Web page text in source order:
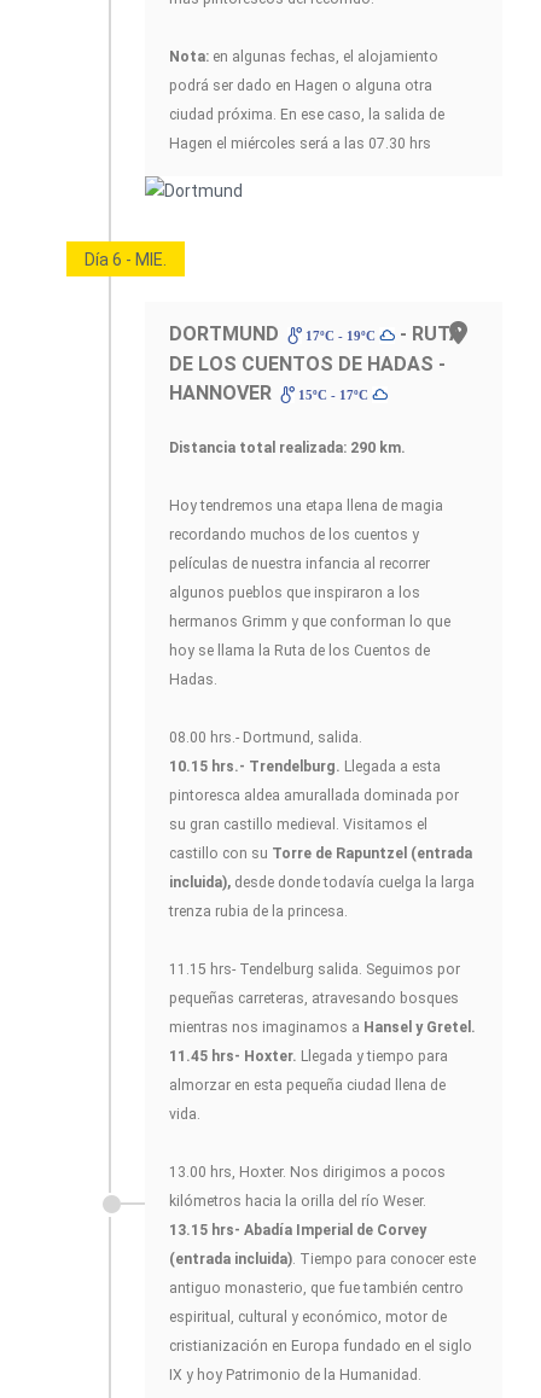
Nota: en algunas fechas, el alojamiento
podrá ser dado en Hagen o alguna otra
ciudad próxima. En ese caso, la salida de
Hagen el miércoles será a las 07.30 hrs
Día 6 - MIE.
DORTMUND 17ºC - 19ºC
- RUTA
DE LOS CUENTOS DE HADAS -
HANNOVER
15ºC - 17ºC
Distancia total realizada: 290 km.
Hoy tendremos una etapa llena de magia
recordando muchos de los cuentos y
películas de nuestra infancia al recorrer
algunos pueblos que inspiraron a los
hermanos Grimm y que conforman lo que
hoy se llama la Ruta de los Cuentos de
Hadas.
08.00 hrs.- Dortmund, salida.
10.15 hrs.- Trendelburg. Llegada a esta
pintoresca aldea amurallada dominada por
su gran castillo medieval. Visitamos el
castillo con su Torre de Rapuntzel (entrada
incluida), desde donde todavía cuelga la larga
trenza rubia de la princesa.
11.15 hrs- Tendelburg salida. Seguimos por
pequeñas carreteras, atravesando bosques
mientras nos imaginamos a Hansel y Gretel.
11.45 hrs- Hoxter. Llegada y tiempo para
almorzar en esta pequeña ciudad llena de
vida.
13.00 hrs, Hoxter. Nos dirigimos a pocos
kilómetros hacia la orilla del río Weser.
13.15 hrs- Abadía Imperial de Corvey
(entrada incluida) . Tiempo para conocer este
antiguo monasterio, que fue también centro
espiritual, cultural y económico, motor de
cristianización en Europa fundado en el siglo
IX y hoy Patrimonio de la Humanidad.